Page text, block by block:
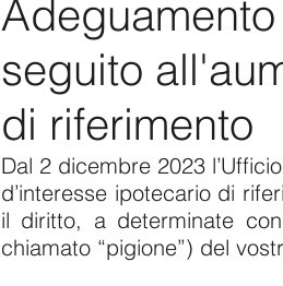
seguito
di riferimento
Dal 2 dicembre 2023
d’interesse ipotecario di
il diritto, a determinate
chiamato “pigione”) del